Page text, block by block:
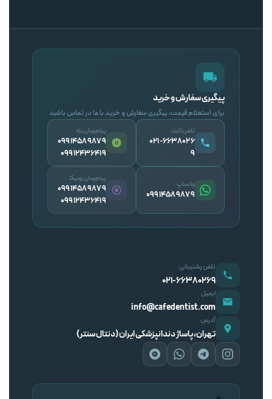
پیگیری سفارش و خرید
برای استعلام قیمت، پیگیری سفارش و خرید با ما در تماس باشید
تلفن ثابت
۰۲۱-۶۶۳۸۰۲۶
۹
پیام‌رسان بله
09914589879
09912436419
واتساپ
09914589879
پیام‌رسان روبیکا
09914589879
09912436419
تلفن پشتیبانی
۰۲۱-۶۶۳۸۰۲۶۹
ایمیل
info@cafedentist.com
آدرس
تهران، پاساژ دندانپزشکی ایران (دنتال سنتر)